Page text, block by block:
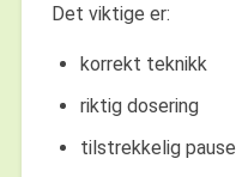
Det viktige er:
korrekt teknikk
riktig dosering
tilstrekkelig pause